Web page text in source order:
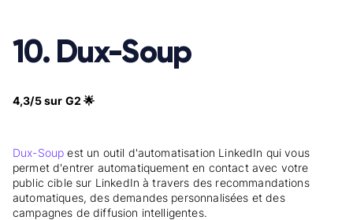
10. Dux-Soup
4,3/5 sur G2 🌟
Dux-Soupest un outil d'automatisation LinkedIn qui vous
permet d'entrer automatiquement en contact avec votre
public cible sur LinkedIn à travers des recommandations
automatiques, des demandes personnalisées et des
campagnes de diffusion intelligentes.